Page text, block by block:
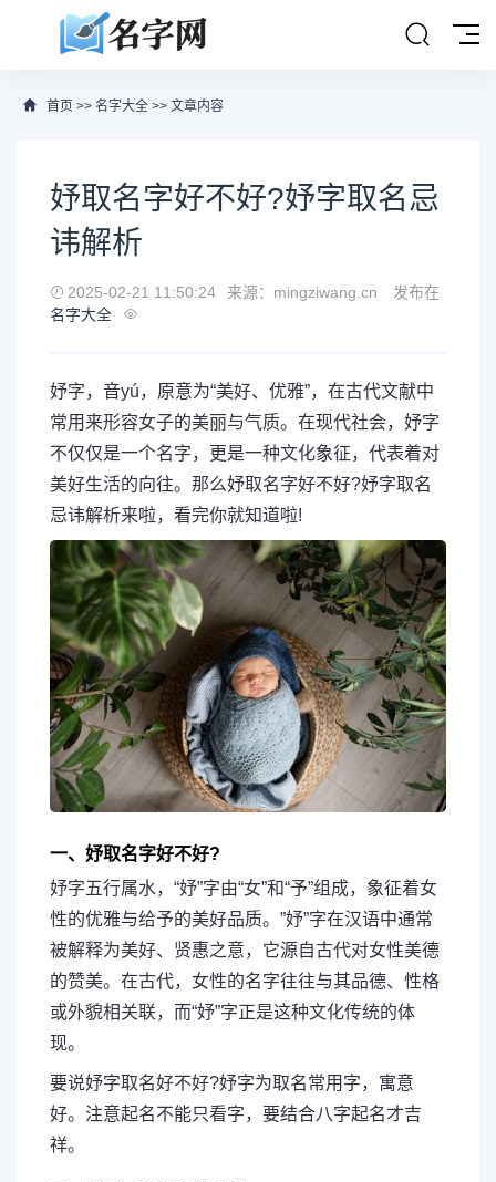
首页 >> 名字大全 >> 文章内容
妤取名字好不好?妤字取名忌
讳解析
2025-02-21 11:50:24 来源：mingziwang.cn
发布在
名字大全
妤字，音yú，原意为“美好、优雅”，在古代文献中
常用来形容女子的美丽与气质。在现代社会，妤字
不仅仅是一个名字，更是一种文化象征，代表着对
美好生活的向往。那么妤取名字好不好?妤字取名
忌讳解析来啦，看完你就知道啦!
一、妤取名字好不好?
妤字五行属水，“妤”字由“女”和“予”组成，象征着女
性的优雅与给予的美好品质。”妤”字在汉语中通常
被解释为美好、贤惠之意，它源自古代对女性美德
的赞美。在古代，女性的名字往往与其品德、性格
或外貌相关联，而“妤”字正是这种文化传统的体
现。
要说妤字取名好不好?妤字为取名常用字，寓意
好。注意起名不能只看字，要结合八字起名才吉
祥。